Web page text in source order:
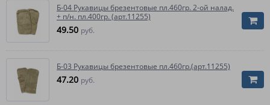
Б-04 Рукавицы брезентовые пл.460гр. 2-ой налад.
+ п/н. пл.400гр. (арт.11255)
49.50 руб.
Б-03 Рукавицы брезентовые пл.460гр.(арт.11255)
47.20 руб.